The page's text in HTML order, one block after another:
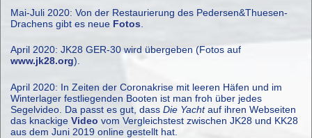
Mai-Juli 2020: Von der Restaurierung des Pedersen&Thuesen-
Drachens gibt es neue Fotos
April 2020: JK28 GER-30 wird übergeben (Fotos auf
www.jk28.org).
April 2020: In Zeiten der Coronakrise mit leeren Häfen und im
Winterlager festliegenden Booten ist man froh über jedes
Segelvideo. Da passt es gut, dassDie Yachtauf ihren Webseiten
das knackigeVideo vom Vergleichstest zwischen JK28 und KK28
aus dem Juni 2019 online gestellt hat.